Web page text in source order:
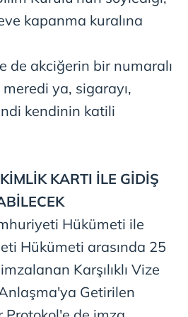
kapanma kuralına
de akciğerin bir numaralı
ya, sigarayı,
kendinin katili
KİMLİK KARTI İLE GİDİŞ
Hükümeti ile
Hükümeti arasında 25
Karşılıklı Vize
Getirilen